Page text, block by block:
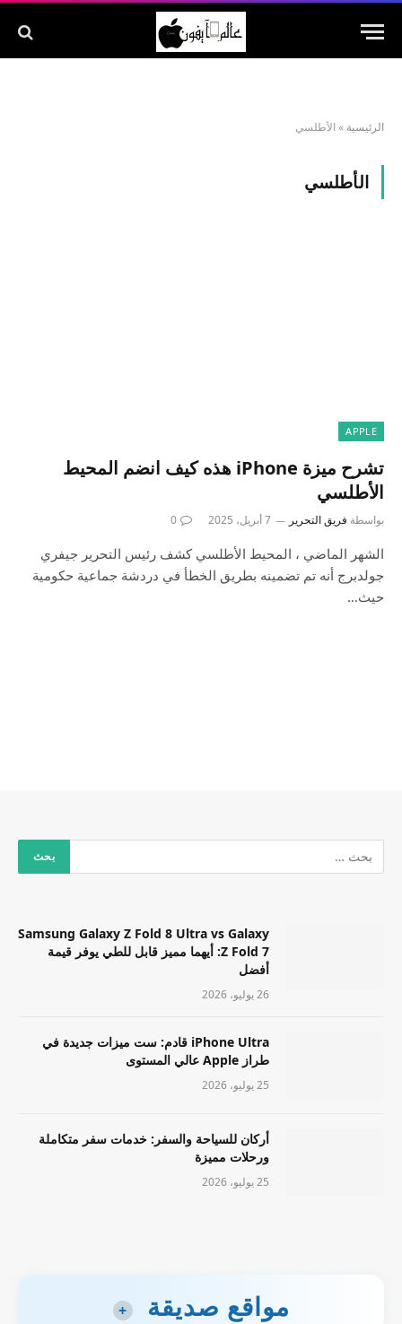
الرئيسية » الأطلسي
الأطلسي
APPLE
تشرح ميزة iPhone هذه كيف انضم المحيط
الأطلسي
بواسطة فريق التحرير 7 أبريل، 2025 0
الشهر الماضي ، المحيط الأطلسي كشف رئيس التحرير جيفري
جولدبرج أنه تم تضمينه بطريق الخطأ في دردشة جماعية حكومية
حيث…
Samsung Galaxy Z Fold 8 Ultra vs Galaxy
Z Fold 7: أيهما مميز قابل للطي يوفر قيمة
أفضل
26 يوليو، 2026
iPhone Ultra قادم: ست ميزات جديدة في
طراز Apple عالي المستوى
25 يوليو، 2026
أركان للسياحة والسفر: خدمات سفر متكاملة
ورحلات مميزة
25 يوليو، 2026
مواقع صديقة +